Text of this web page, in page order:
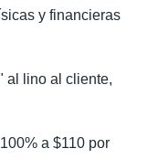
y financieras
al lino al cliente,
a $110 por